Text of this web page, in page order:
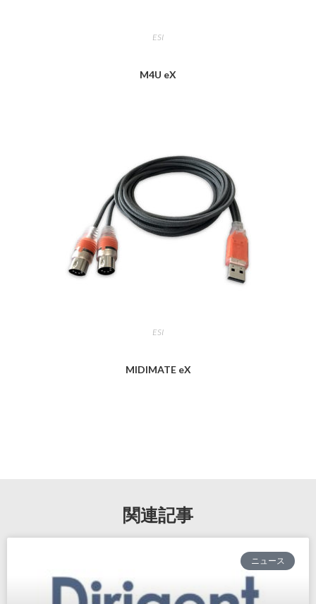
ESI
M4U eX
ESI
MIDIMATE eX
関連記事
ニュース